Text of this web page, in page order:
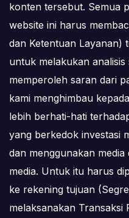
konten tersebut. Semua
website ini harus
dan Ketentuan Layanan)
untuk melakukan
memperoleh saran dari
kami menghimbau
lebih berhati-hati
yang berkedok investasi
dan menggunakan
media. Untuk itu harus
ke rekening tujuan
melaksanakan Transaksi